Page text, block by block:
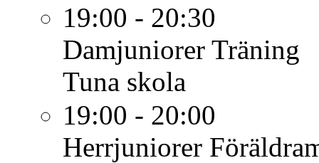
19:00 - 20:30
Damjuniorer Träning
Tuna skola
19:00 - 20:00
Herrjuniorer